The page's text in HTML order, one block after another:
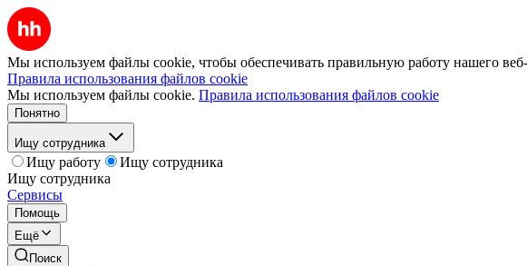
Мы используем файлы cookie, чтобы обеспечивать правильную работу нашего веб-
Правила использования файлов cookie
Мы используем файлы cookie. Правила использования файлов cookie
Понятно
Ищу сотрудника
Ищу работу
Ищу сотрудника
Ищу сотрудника
Сервисы
Помощь
Ещё
Поиск